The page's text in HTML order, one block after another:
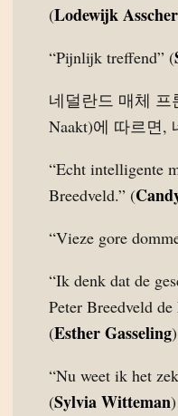
(Lodewijk
“Pijnlijk treffend” (
네덜란드 매체 프
Naakt)에 따르면,
“Echt intelligente
Breedveld.” (
“Vieze gore
“Ik denk dat de
Peter Breedveld
(Esther Gasseling)
“Nu weet ik het
(Sylvia Witteman)